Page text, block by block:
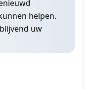
À propos de nous
Aerts Centre Auditif